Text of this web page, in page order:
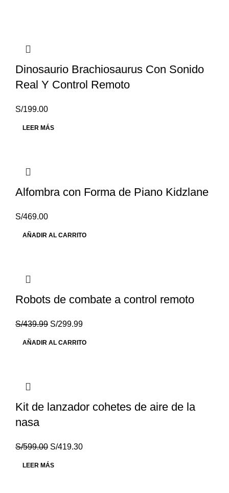
Dinosaurio Brachiosaurus Con Sonido
Real Y Control Remoto
S/199.00
LEER MÁS
Alfombra con Forma de Piano Kidzlane
S/469.00
AÑADIR AL CARRITO
Robots de combate a control remoto
S/439.99 S/299.99
AÑADIR AL CARRITO
Kit de lanzador cohetes de aire de la
nasa
S/599.00 S/419.30
LEER MÁS